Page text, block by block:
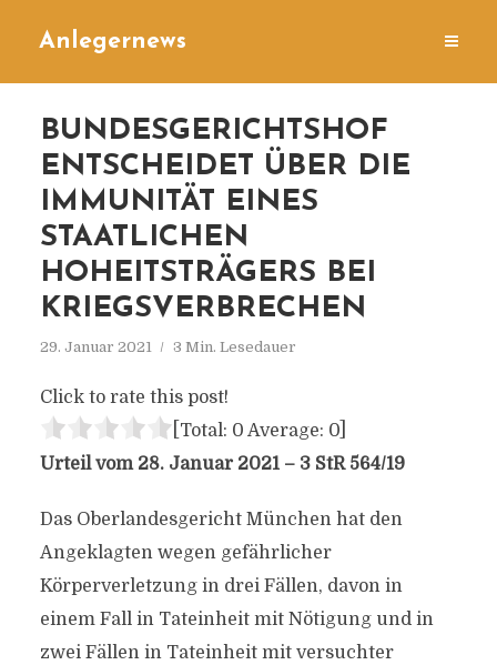
Anlegernews
BUNDESGERICHTSHOF
ENTSCHEIDET ÜBER DIE
IMMUNITÄT EINES
STAATLICHEN
HOHEITSTRÄGERS BEI
KRIEGSVERBRECHEN
29. Januar 2021 3 Min. Lesedauer
Click to rate this post!
[Total: 0 Average: 0]
Urteil vom 28. Januar 2021 – 3 StR 564/19
Das Oberlandesgericht München hat den
Angeklagten wegen gefährlicher
Körperverletzung in drei Fällen, davon in
einem Fall in Tateinheit mit Nötigung und in
zwei Fällen in Tateinheit mit versuchter